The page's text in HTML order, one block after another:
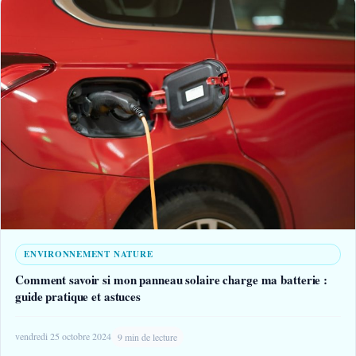
ENVIRONNEMENT NATURE
Comment savoir si mon panneau solaire charge ma batterie :
guide pratique et astuces
vendredi 25 octobre 2024 9 min de lecture